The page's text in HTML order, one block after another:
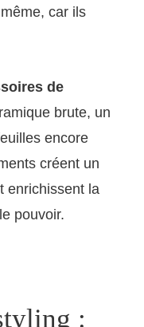
car ils
de
brute, un
encore
créent un
enrichissent la
pouvoir.
: